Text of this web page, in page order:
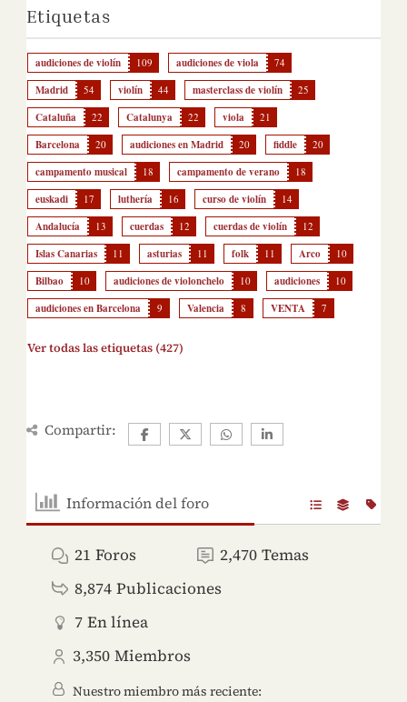
Etiquetas
audiciones de violín 109 audiciones de viola 74
Madrid 54 violín 44 masterclass de violín 25
Cataluña 22 Catalunya 22 viola 21
Barcelona 20 audiciones en Madrid 20 fiddle 20
campamento musical 18 campamento de verano 18
euskadi 17 luthería 16 curso de violín 14
Andalucía 13 cuerdas 12 cuerdas de violín 12
Islas Canarias 11 asturias 11 folk 11 Arco 10
Bilbao 10 audiciones de violonchelo 10 audiciones 10
audiciones en Barcelona 9 Valencia 8 VENTA 7
Ver todas las etiquetas (427)
Compartir:
Información del foro
21 Foros 2,470 Temas
8,874 Publicaciones
7 En línea
3,350 Miembros
Nuestro miembro más reciente: